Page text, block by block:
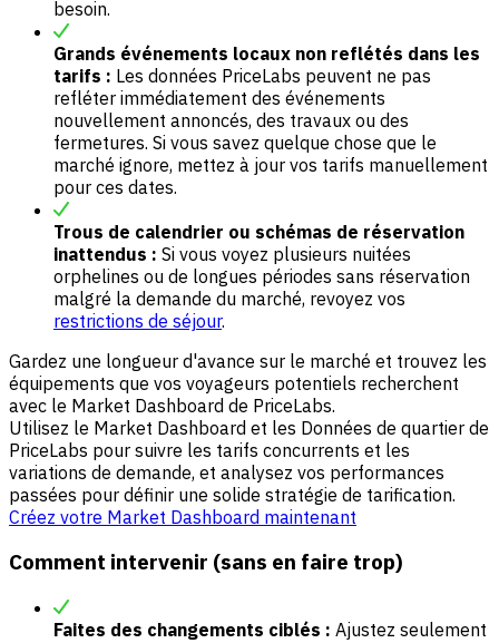
besoin.
Grands événements locaux non reflétés dans les
tarifs : Les données PriceLabs peuvent ne pas
refléter immédiatement des événements
nouvellement annoncés, des travaux ou des
fermetures. Si vous savez quelque chose que le
marché ignore, mettez à jour vos tarifs manuellement
pour ces dates.
Trous de calendrier ou schémas de réservation
inattendus : Si vous voyez plusieurs nuitées
orphelines ou de longues périodes sans réservation
malgré la demande du marché, revoyez vos
restrictions de séjour.
Gardez une longueur d'avance sur le marché et trouvez les
équipements que vos voyageurs potentiels recherchent
avec le Market Dashboard de PriceLabs.
Utilisez le Market Dashboard et les Données de quartier de
PriceLabs pour suivre les tarifs concurrents et les
variations de demande, et analysez vos performances
passées pour définir une solide stratégie de tarification.
Créez votre Market Dashboard maintenant
Comment intervenir (sans en faire trop)
Faites des changements ciblés : Ajustez seulement